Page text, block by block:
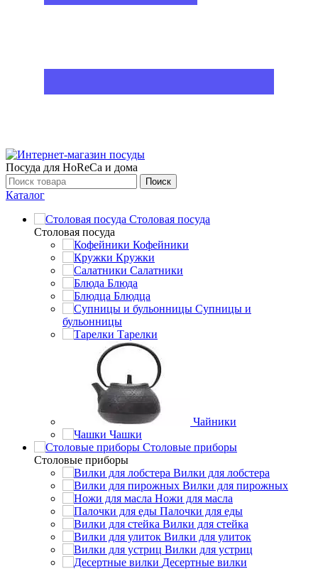
Посуда для HoReCa и дома
Поиск
Каталог
Столовая посуда
Столовая посуда
Кофейники
Кружки
Салатники
Блюда
Блюдца
Супницы и
бульонницы
Тарелки
Чайники
Чашки
Cтоловые приборы
Cтоловые приборы
Вилки для лобстера
Вилки для пирожных
Ножи для масла
Палочки для еды
Вилки для стейка
Вилки для улиток
Вилки для устриц
Десертные вилки